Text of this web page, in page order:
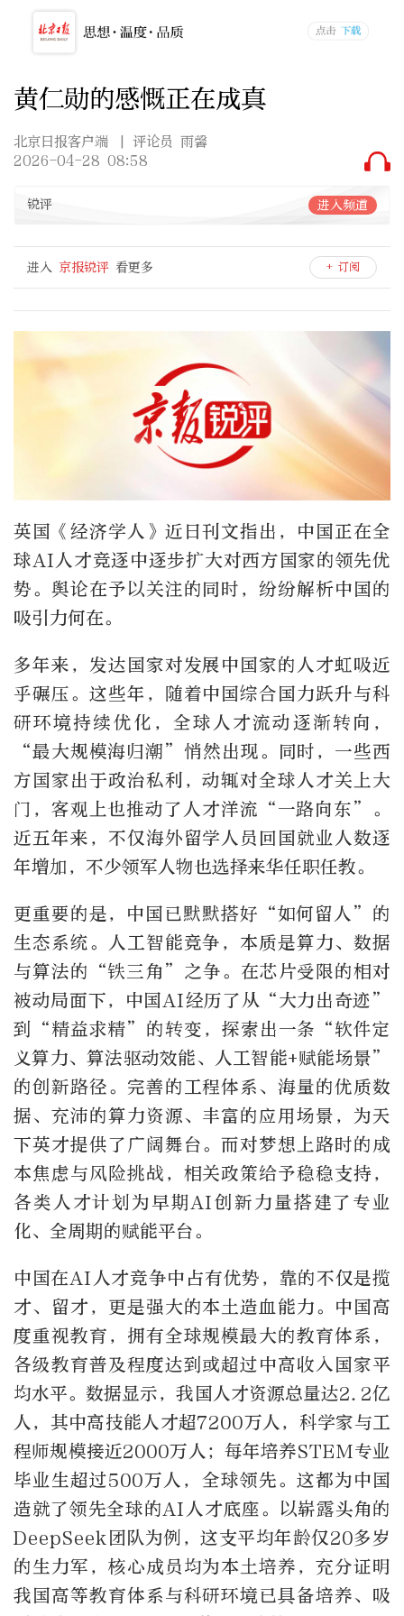
黄仁勋的感慨正在成真
北京日报客户端
| 评论员 雨馨
2026-04-28 08:58
锐评 进入频道
进入 京报锐评 看更多 + 订阅
英国《经济学人》近日刊文指出，中国正在全
球AI人才竞逐中逐步扩大对西方国家的领先优
势。舆论在予以关注的同时，纷纷解析中国的
吸引力何在。
多年来，发达国家对发展中国家的人才虹吸近
乎碾压。这些年，随着中国综合国力跃升与科
研环境持续优化，全球人才流动逐渐转向，
“最大规模海归潮”悄然出现。同时，一些西
方国家出于政治私利，动辄对全球人才关上大
门，客观上也推动了人才洋流“一路向东”。
近五年来，不仅海外留学人员回国就业人数逐
年增加，不少领军人物也选择来华任职任教。
更重要的是，中国已默默搭好“如何留人”的
生态系统。人工智能竞争，本质是算力、数据
与算法的“铁三角”之争。在芯片受限的相对
被动局面下，中国AI经历了从“大力出奇迹”
到“精益求精”的转变，探索出一条“软件定
义算力、算法驱动效能、人工智能+赋能场景”
的创新路径。完善的工程体系、海量的优质数
据、充沛的算力资源、丰富的应用场景，为天
下英才提供了广阔舞台。而对梦想上路时的成
本焦虑与风险挑战，相关政策给予稳稳支持，
各类人才计划为早期AI创新力量搭建了专业
化、全周期的赋能平台。
中国在AI人才竞争中占有优势，靠的不仅是揽
才、留才，更是强大的本土造血能力。中国高
度重视教育，拥有全球规模最大的教育体系，
各级教育普及程度达到或超过中高收入国家平
均水平。数据显示，我国人才资源总量达2.2亿
人，其中高技能人才超7200万人，科学家与工
程师规模接近2000万人；每年培养STEM专业
毕业生超过500万人，全球领先。这都为中国
造就了领先全球的AI人才底座。以崭露头角的
DeepSeek团队为例，这支平均年龄仅20多岁
的生力军，核心成员均为本土培养，充分证明
我国高等教育体系与科研环境已具备培养、吸